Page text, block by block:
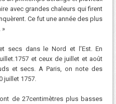
avec grandes chaleurs qui firent
Ce fut une année des plus
»
secs dans le Nord et l’Est. En
et ceux de juillet et août
et secs. A Paris, on note des
juillet 1757.
de 27centimètres plus basses